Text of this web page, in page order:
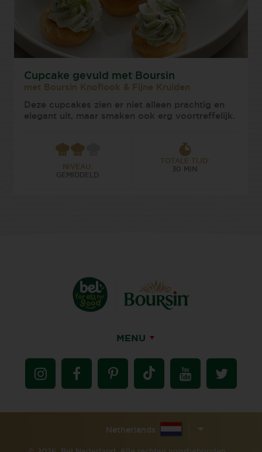
Cupcake gevuld met Boursin
met Boursin Knoflook & Fijne Kruiden
Deze cupcakes zien er niet alleen prachtig en
elegant uit, maar smaken ook erg voortreffelijk.
NIVEAU:
GEMIDDELD
TOTALE TIJD:
30 MIN
MENU
Netherlands